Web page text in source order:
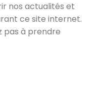
nos actualités et
ce site internet.
pas à prendre